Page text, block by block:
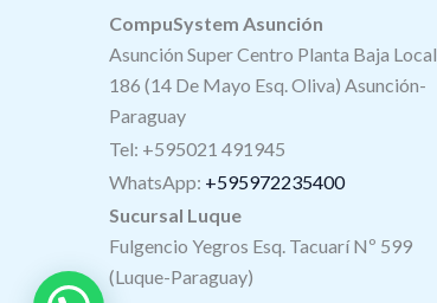
CompuSystem Asunción
Asunción Super Centro Planta Baja Local
186 (14 De Mayo Esq. Oliva) Asunción-
Paraguay
Tel: +595021 491945
WhatsApp: +595972235400
Sucursal Luque
Fulgencio Yegros Esq. Tacuarí Nº 599
(Luque-Paraguay)